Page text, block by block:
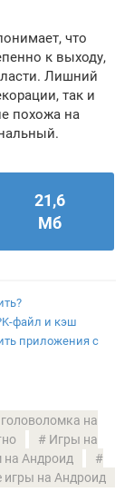
что
к выходу,
Лишний
так и
похожа на
21,6
Мб
файл и кэш
приложения с
на
Игры на
на Андроид
игры на Андроид